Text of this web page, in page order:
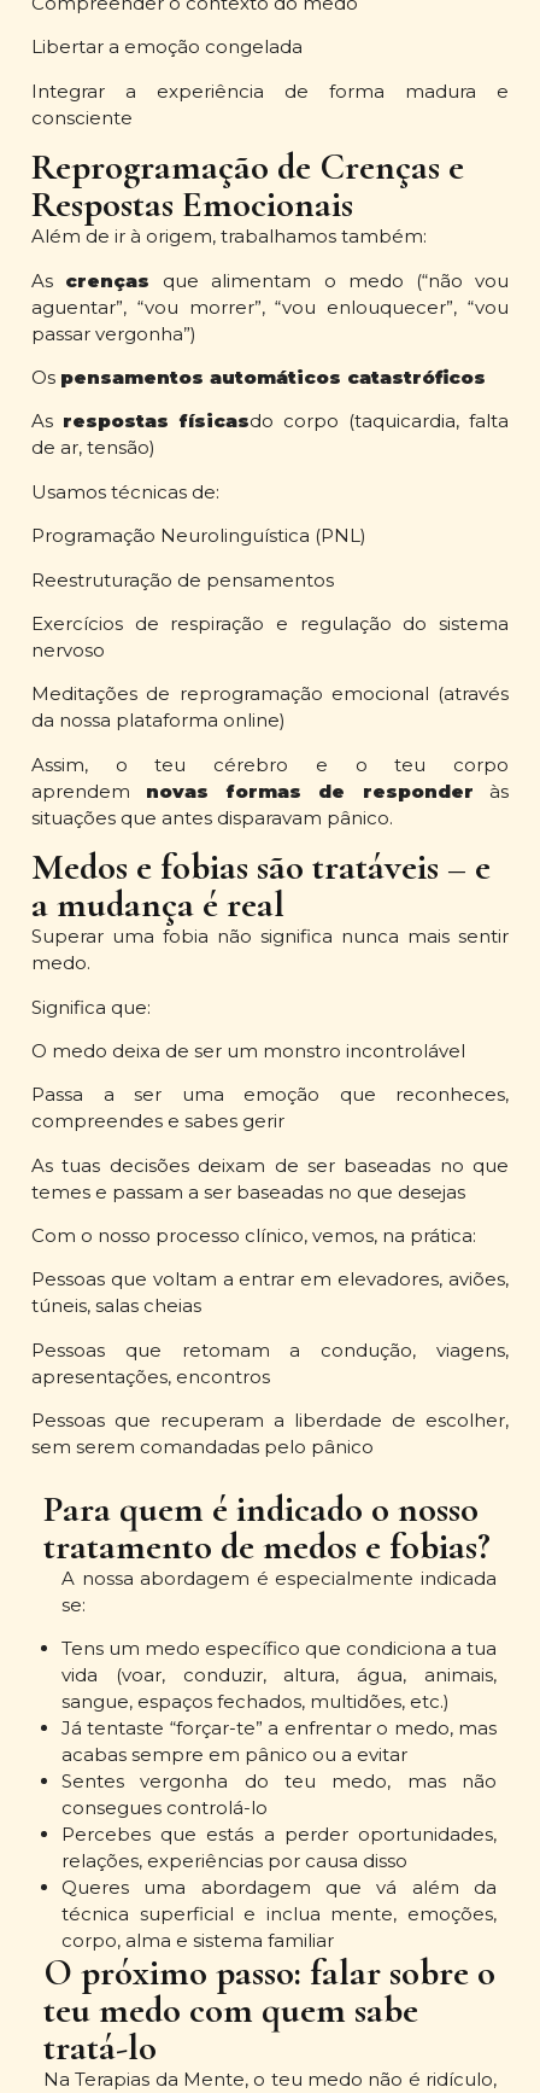
Libertar a emoção congelada
Integrar a experiência de forma madura e
consciente
Reprogramação de Crenças e
Respostas Emocionais
Além de ir à origem, trabalhamos também:
As crenças que alimentam o medo (“não vou
aguentar”, “vou morrer”, “vou enlouquecer”, “vou
passar vergonha”)
Os pensamentos automáticos catastróficos
As respostas físicasdo corpo (taquicardia, falta
de ar, tensão)
Usamos técnicas de:
Programação Neurolinguística (PNL)
Reestruturação de pensamentos
Exercícios de respiração e regulação do sistema
nervoso
Meditações de reprogramação emocional (através
da nossa plataforma online)
Assim, o teu cérebro e o teu corpo
aprendem novas formas de responder às
situações que antes disparavam pânico.
Medos e fobias são tratáveis – e
a mudança é real
Superar uma fobia não significa nunca mais sentir
medo.
Significa que:
O medo deixa de ser um monstro incontrolável
Passa a ser uma emoção que reconheces,
compreendes e sabes gerir
As tuas decisões deixam de ser baseadas no que
temes e passam a ser baseadas no que desejas
Com o nosso processo clínico, vemos, na prática:
Pessoas que voltam a entrar em elevadores, aviões,
túneis, salas cheias
Pessoas que retomam a condução, viagens,
apresentações, encontros
Pessoas que recuperam a liberdade de escolher,
sem serem comandadas pelo pânico
Para quem é indicado o nosso
tratamento de medos e fobias?
A nossa abordagem é especialmente indicada
se:
Tens um medo específico que condiciona a tua
vida (voar, conduzir, altura, água, animais,
sangue, espaços fechados, multidões, etc.)
Já tentaste “forçar-te” a enfrentar o medo, mas
acabas sempre em pânico ou a evitar
Sentes vergonha do teu medo, mas não
consegues controlá-lo
Percebes que estás a perder oportunidades,
relações, experiências por causa disso
Queres uma abordagem que vá além da
técnica superficial e inclua mente, emoções,
corpo, alma e sistema familiar
O próximo passo: falar sobre o
teu medo com quem sabe
tratá-lo
Na Terapias da Mente, o teu medo não é ridículo,